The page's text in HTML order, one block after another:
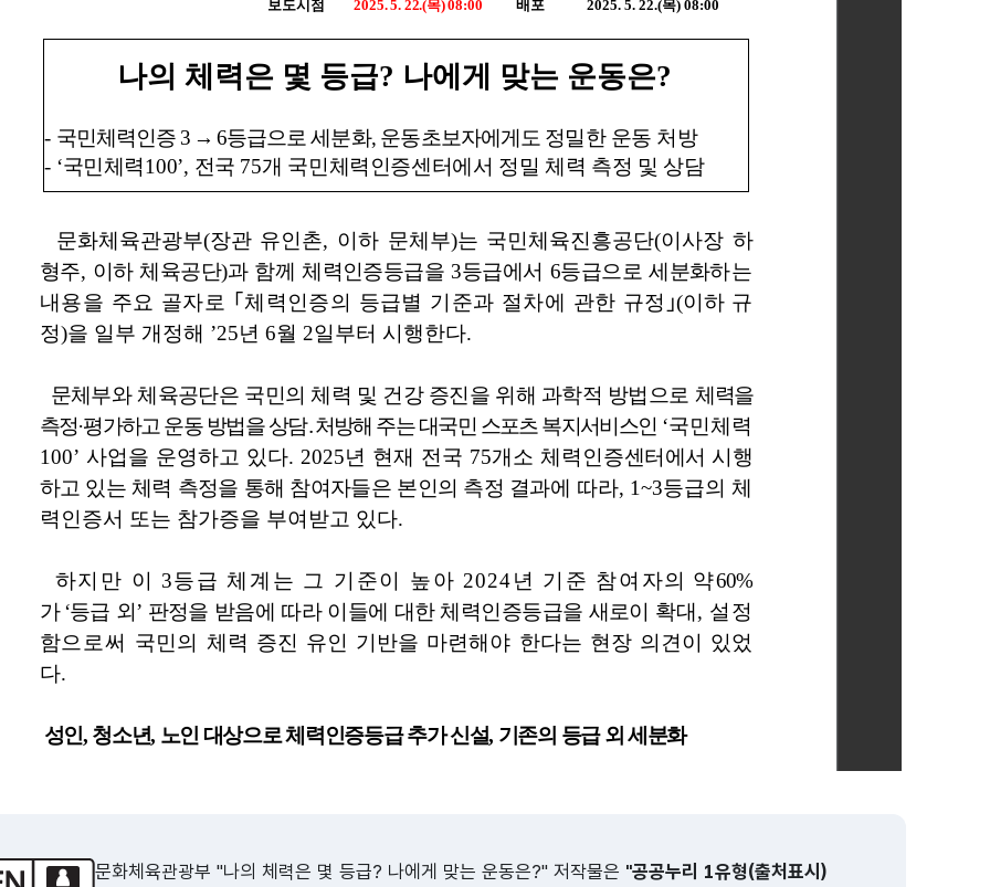
문화체육관광부 "나의 체력은 몇 등급? 나에게 맞는 운동은?" 저작물은 "공공누리 1유형(출처표시)